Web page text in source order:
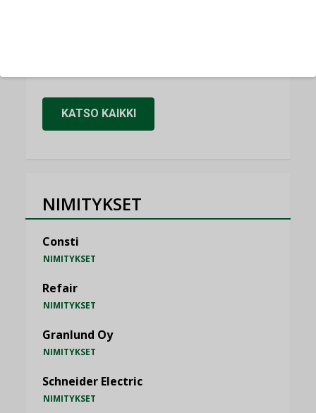
KATSO KAIKKI
NIMITYKSET
Consti
NIMITYKSET
Refair
NIMITYKSET
Granlund Oy
NIMITYKSET
Schneider Electric
NIMITYKSET